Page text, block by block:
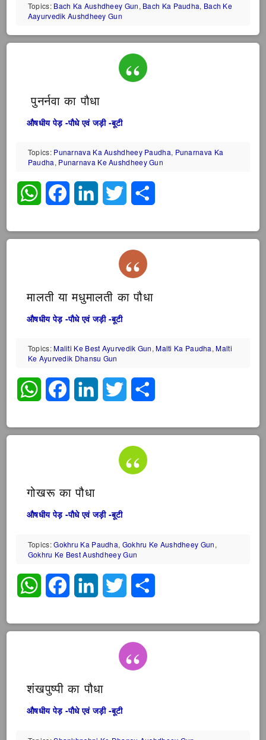
Topics: Bach Ka Aushdheey Gun, Bach Ka Paudha, Bach Ke
Aayurvedik Aushdheey Gun
पुनर्नवा का पौधा
औषधीय पेड़ -पौधे एवं जड़ी -बूटी
Topics: Punarnava Ka Aushdheey Paudha, Punarnava Ka
Paudha, Punarnava Ke Aushdheey Gun
WhatsAppFacebookLinkedInTwitter
मालती या मधुमालती का पौधा
औषधीय पेड़ -पौधे एवं जड़ी -बूटी
Topics:Maliti Ke Best Ayurvedik Gun,Malti Ka Paudha,Malti
Ke Ayurvedik Dhansu Gun
WhatsAppFacebookLinkedInTwitter
गोखरू का पौधा
औषधीय पेड़ -पौधे एवं जड़ी -बूटी
Topics:Gokhru Ka Paudha, Gokhru Ke Aushdheey Gun,
Gokhru Ke Best Aushdheey Gun
WhatsAppFacebookLinkedInTwitter
शंखपुष्पी का पौधा
औषधीय पेड़ -पौधे एवं जड़ी -बूटी